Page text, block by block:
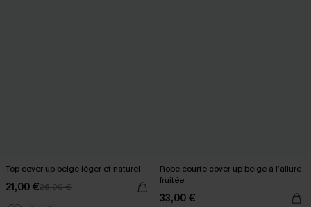
Top cover up beige léger et naturel
21,00 €26,00 €
Robe courte cover up beige à l’allure
fruitée
33,00 €